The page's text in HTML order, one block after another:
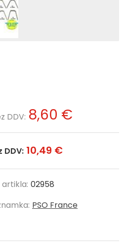
DDV: 8,60 €
DDV: 10,49 €
artikla: 02958
PSO France